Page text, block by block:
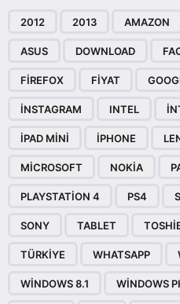
2012 2013 AMAZON
ASUS DOWNLOAD
FIREFOX FIYAT
INSTAGRAM INTEL
IPAD MINI IPHONE
MICROSOFT NOKIA
PLAYSTATION 4 PS4
SONY TABLET
TÜRKIYE WHATSAPP
WINDOWS 8.1 WINDOWS